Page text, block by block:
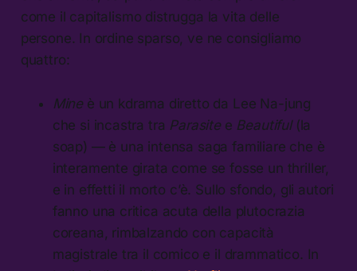
come il capitalismo distrugga la vita delle
persone. In ordine sparso, ve ne consigliamo
quattro:
Mine è un kdrama diretto da Lee Na-jung
che si incastra tra Parasite e Beautiful (la
soap) — è una intensa saga familiare che è
interamente girata come se fosse un thriller,
e in effetti il morto c’è. Sullo sfondo, gli autori
fanno una critica acuta della plutocrazia
coreana, rimbalzando con capacità
magistrale tra il comico e il drammatico. In